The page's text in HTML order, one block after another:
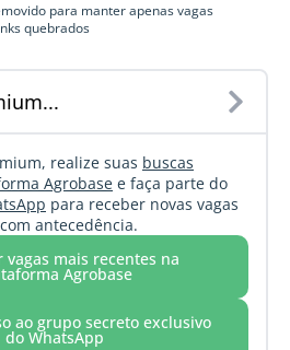
para manter apenas vagas
quebrados
realize suas buscas
Agrobase e faça parte do
para receber novas vagas
antecedência.
vagas mais recentes na
Agrobase
ao grupo secreto exclusivo
do WhatsApp